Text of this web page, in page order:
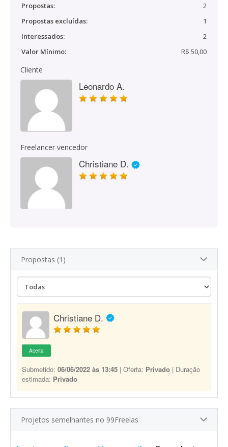
Propostas:
2
Propostas excluídas:
1
Interessados:
2
Valor Mínimo:
R$ 50,00
Cliente
Leonardo A.
Freelancer vencedor
Christiane D.
Propostas (1)
Christiane D.
Aceita
Submetido: 06/06/2022 às 13:45 | Oferta: Privado | Duração
estimada: Privado
Projetos semelhantes no 99Freelas